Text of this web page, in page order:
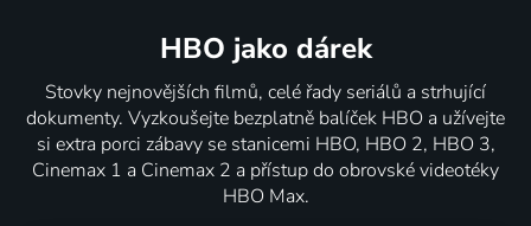
HBO jako dárek
Stovky nejnovějších filmů, celé řady seriálů a strhující
dokumenty. Vyzkoušejte bezplatně balíček HBO a užívejte
si extra porci zábavy se stanicemi HBO, HBO 2, HBO 3,
Cinemax 1 a Cinemax 2 a přístup do obrovské videotéky
HBO Max.